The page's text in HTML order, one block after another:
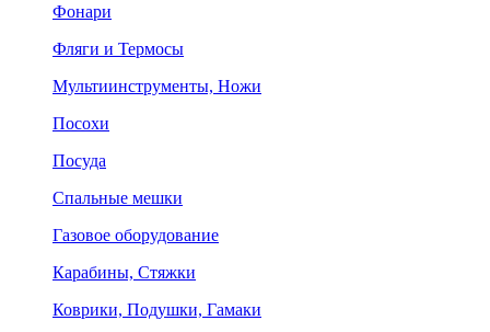
Фонари
Фляги и Термосы
Мультиинструменты, Ножи
Посохи
Посуда
Спальные мешки
Газовое оборудование
Карабины, Стяжки
Коврики, Подушки, Гамаки